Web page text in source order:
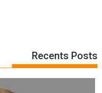
Recents Posts